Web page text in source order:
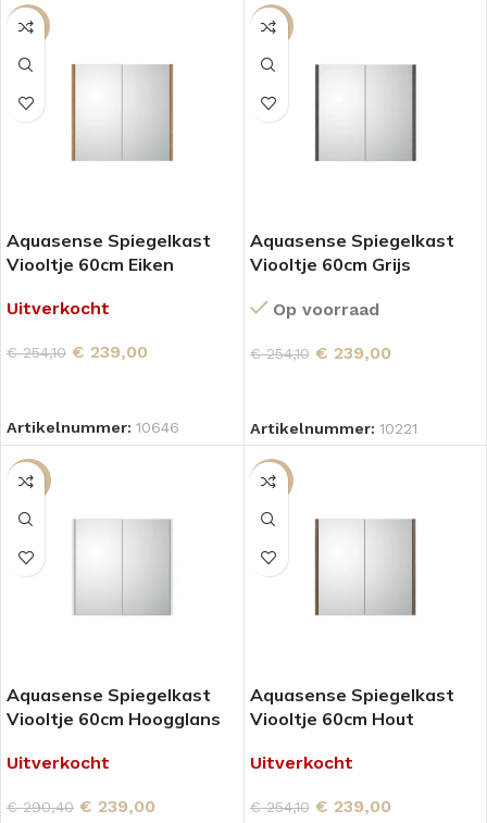
-6%
Aquasense Spiegelkast
Viooltje 60cm Eiken
Uitverkocht
€254,10 € 239,00
Artikelnummer: 10646
-6%
Aquasense Spiegelkast
Viooltje 60cm Grijs
Op voorraad
€254,10 € 239,00
Artikelnummer: 10221
-18%
Aquasense Spiegelkast
Viooltje 60cm Hoogglans
Uitverkocht
€290,40 € 239,00
-6%
Aquasense Spiegelkast
Viooltje 60cm Hout
Uitverkocht
€254,10 € 239,00